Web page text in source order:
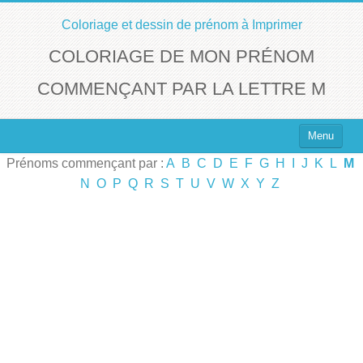
Coloriage et dessin de prénom à Imprimer
COLORIAGE DE MON PRÉNOM
COMMENÇANT PAR LA LETTRE M
Menu
Top 100 des Prénoms
Prénoms commençant par : A B C D E F G H J K L
M
N
O P Q R S T U V W X Y Z